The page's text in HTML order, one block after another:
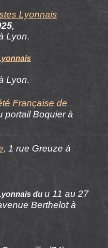
Lyonnais
,
Lyon.
Lyon.
Française de
portail Boquier à
, 1 rue Greuze à
du u 11 au 27
Berthelot à